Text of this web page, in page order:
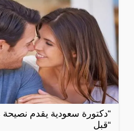
“دكتورة سعودية يقدم
“قبل